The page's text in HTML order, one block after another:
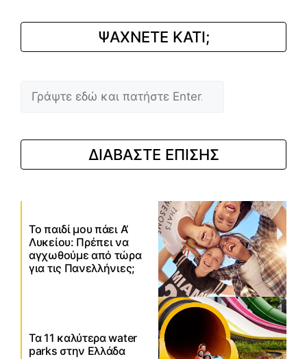
ΨΑΧΝΕΤΕ ΚΑΤΙ;
ΔΙΑΒΑΣΤΕ ΕΠΙΣΗΣ
Το παιδί μου πάει Α’
Λυκείου: Πρέπει να
αγχωθούμε από τώρα
για τις Πανελλήνιες;
Τα 11 καλύτερα water
parks στην Ελλάδα